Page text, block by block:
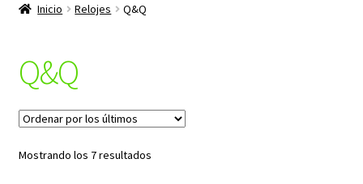
productos
Inicio Relojes Q&Q
Q&Q
Mostrando los 7 resultadosOrdenado